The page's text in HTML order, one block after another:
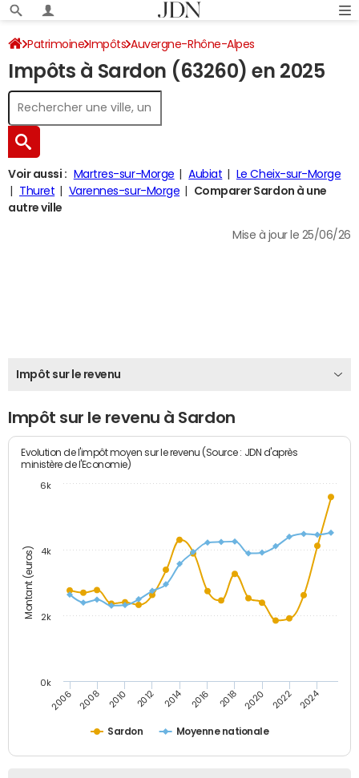
Patrimoine Impôts Auvergne-Rhône-Alpes
Puy-de-Dôme Sardon Impôt sur le revenu
Impôts à Sardon (63260) en 2025
Voir aussi : Martres-sur-Morge Aubiat
Le Cheix-sur-Morge
Thuret
Varennes-sur-Morge
Comparer Sardon à une
autre ville
Mise à jour le 25/06/26
Impôt sur le revenu
Impôt sur le revenu à Sardon
Montant (euros)
Evolution de l'impôt moyen sur le revenu (Source : JDN d'après
ministère de l'Economie)
Sardon Moyenne nationale
2006 2008 2010 2012 2014 2016 2018 2020 2022 2024
0k
2k
4k
6k